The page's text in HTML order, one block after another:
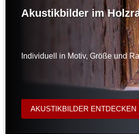
Akustikbilder im
Individuell in Motiv, Größe und
AKUSTIKBILDER ENTDECKEN